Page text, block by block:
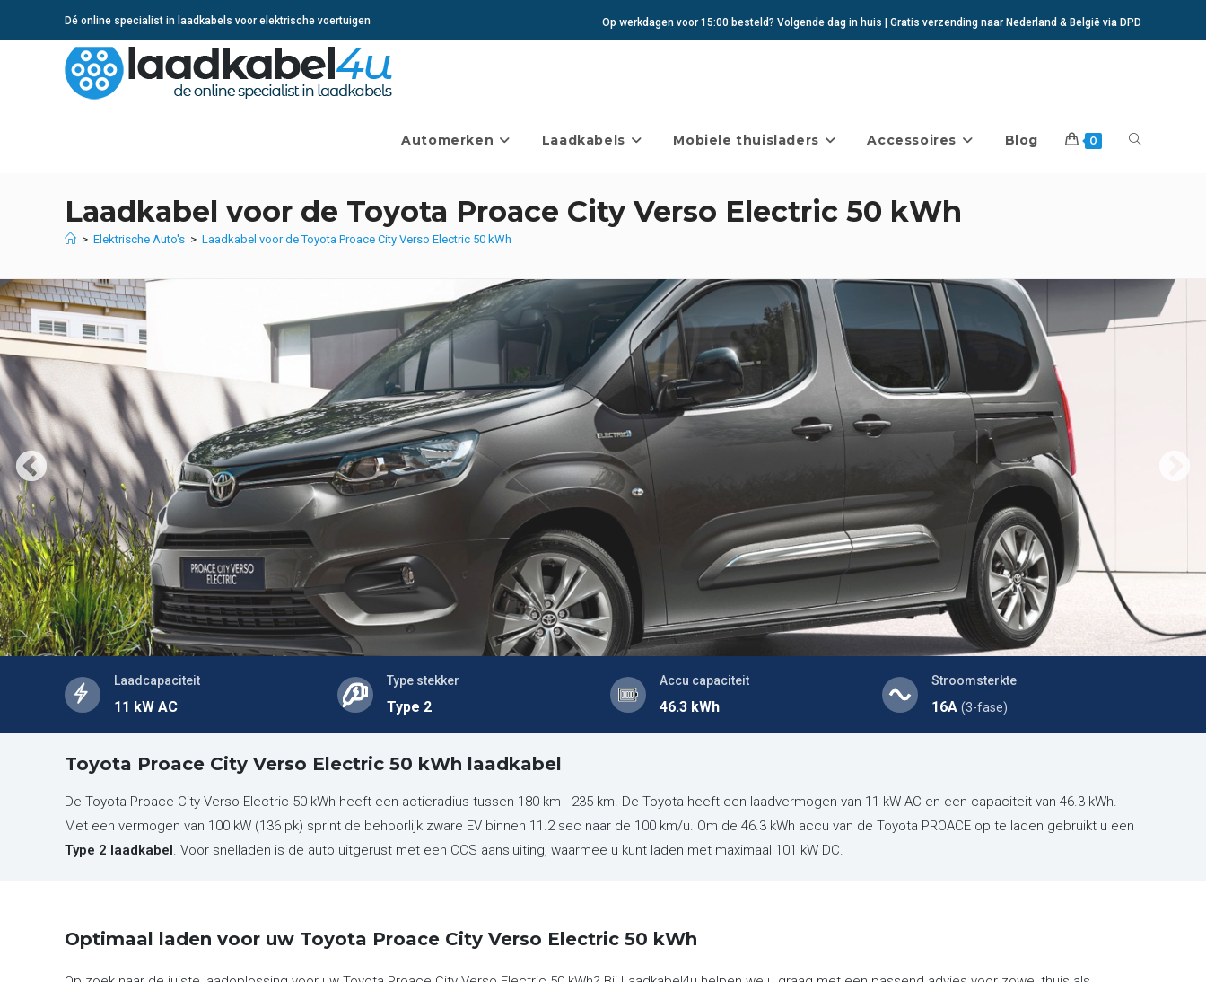
Dé online specialist in laadkabels voor elektrische voertuigen Op werkdagen voor 15:00 besteld? Volgende dag in huis | Gratis verzending naar Nederland & België via DPD
Automerken Laadkabels Mobiele thuisladers Accessoires Blog 0 Toggle
Laadkabel voor de Toyota Proace City Verso Electric 50 kWh
> Elektrische Auto's > Laadkabel voor de Toyota Proace City Verso Electric 50 kWh
Laadcapaciteit
11 kW AC
Type stekker
Type 2
Accu capaciteit
46.3 kWh
Stroomsterkte
16A(3-fase)
Toyota Proace City Verso Electric 50 kWh laadkabel
De Toyota Proace City Verso Electric 50 kWh heeft een actieradius tussen 180 km - 235 km. De Toyota heeft een laadvermogen van 11 kW AC en een capaciteit van 46.3 kWh.
Met een vermogen van 100 kW (136 pk) sprint de behoorlijk zware EV binnen 11.2 sec naar de 100 km/u. Om de 46.3 kWh accu van de Toyota PROACE op te laden gebruikt u een
Type 2 laadkabel. Voor snelladen is de auto uitgerust met een CCS aansluiting, waarmee u kunt laden met maximaal 101 kW DC.
Optimaal laden voor uw Toyota Proace City Verso Electric 50 kWh